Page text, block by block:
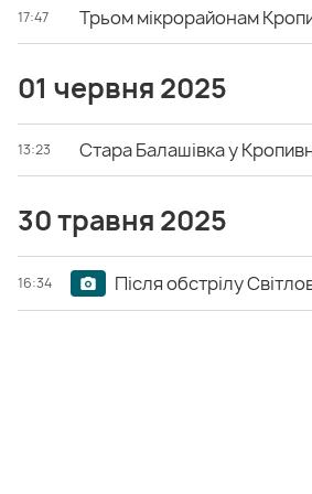
17:47 Трьом мікрорайонам
01 червня 2025
13:23 Стара Балашівка у
30 травня 2025
16:34 Після обстрілу